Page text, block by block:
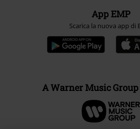
App EMP
Scarica la nuova app di
A Warner Music